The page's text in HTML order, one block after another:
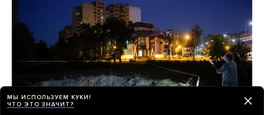
МЫ ИСПОЛЬЗУЕМ КУКИ!
ЧТО ЭТО ЗНАЧИТ?